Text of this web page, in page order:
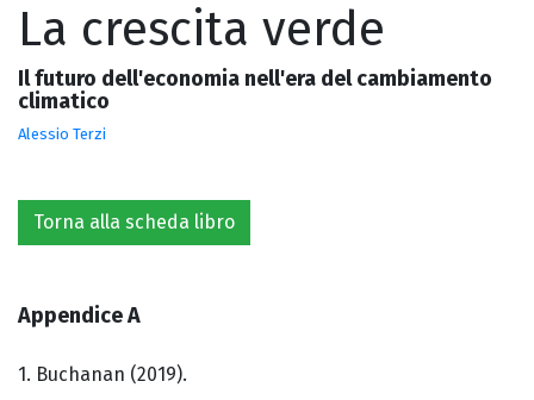
La crescita verde
Il futuro dell'economia nell'era del cambiamento
climatico
Alessio Terzi
Torna alla scheda libro
Appendice A
1. Buchanan (2019).